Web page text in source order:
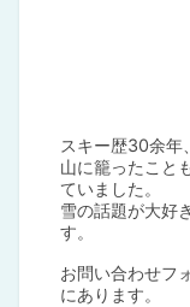
スキー歴30余年
山に籠ったこと
ていました。
雪の話題が大好
す。
お問い合わせフ
にあります。